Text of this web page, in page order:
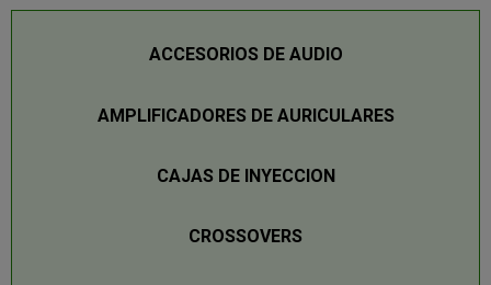
ACCESORIOS DE AUDIO
AMPLIFICADORES DE AURICULARES
CAJAS DE INYECCION
CROSSOVERS